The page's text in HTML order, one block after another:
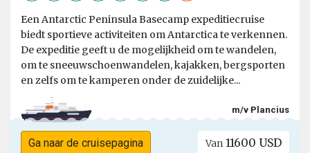
Een Antarctic Peninsula Basecamp expeditiecruise
biedt sportieve activiteiten om Antarctica te verkennen.
De expeditie geeft u de mogelijkheid om te wandelen,
om te sneeuwschoenwandelen, kajakken, bergsporten
en zelfs om te kamperen onder de zuidelijke...
m/v Plancius
Ga naar de cruisepagina Van 11600 USD